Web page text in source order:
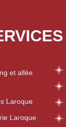
et allée
Laroque
Laroque